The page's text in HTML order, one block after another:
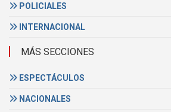
POLICIALES
INTERNACIONAL
MÁS SECCIONES
ESPECTÁCULOS
NACIONALES